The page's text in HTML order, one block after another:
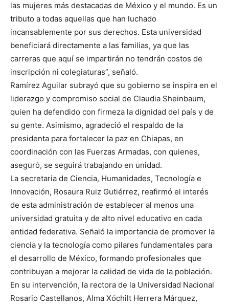
las mujeres más destacadas de México y el mundo. Es un
tributo a todas aquellas que han luchado
incansablemente por sus derechos. Esta universidad
beneficiará directamente a las familias, ya que las
carreras que aquí se impartirán no tendrán costos de
inscripción ni colegiaturas”, señaló.
Ramírez Aguilar subrayó que su gobierno se inspira en el
liderazgo y compromiso social de Claudia Sheinbaum,
quien ha defendido con firmeza la dignidad del país y de
su gente. Asimismo, agradeció el respaldo de la
presidenta para fortalecer la paz en Chiapas, en
coordinación con las Fuerzas Armadas, con quienes,
aseguró, se seguirá trabajando en unidad.
La secretaria de Ciencia, Humanidades, Tecnología e
Innovación, Rosaura Ruiz Gutiérrez, reafirmó el interés
de esta administración de establecer al menos una
universidad gratuita y de alto nivel educativo en cada
entidad federativa. Señaló la importancia de promover la
ciencia y la tecnología como pilares fundamentales para
el desarrollo de México, formando profesionales que
contribuyan a mejorar la calidad de vida de la población.
En su intervención, la rectora de la Universidad Nacional
Rosario Castellanos, Alma Xóchilt Herrera Márquez,